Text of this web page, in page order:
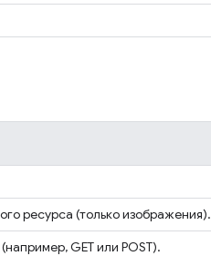
ресурса (только изображения).
GET или POST).